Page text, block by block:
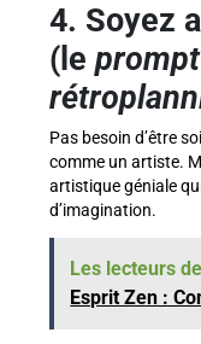
4. Soyez
(le
Pas besoin d’être
comme un artiste.
artistique géniale
d’imagination.
Les lecteurs
Esprit Zen :